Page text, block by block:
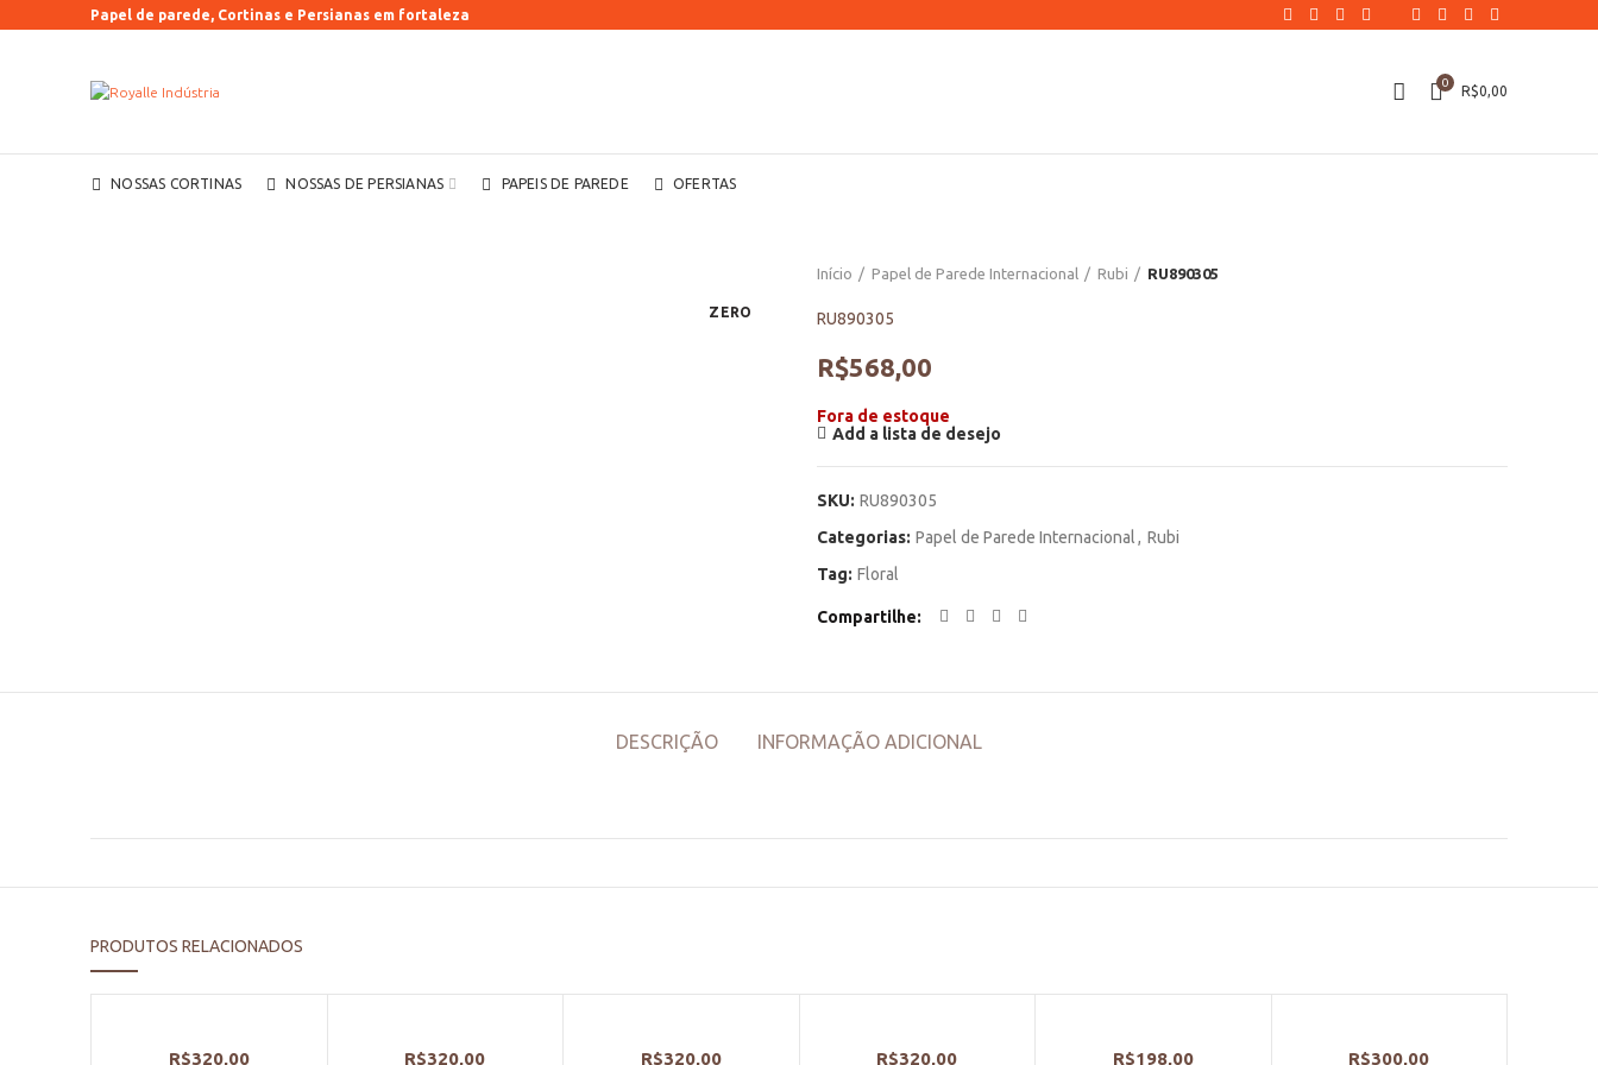
Papel de parede, Cortinas e Persianas em fortaleza
0
R$0,00
NOSSAS CORTINAS NOSSAS DE PERSIANAS PAPEIS DE PAREDE OFERTAS
ZERO
Início Papel de Parede Internacional Rubi RU890305
RU890305
R$568,00
Fora de estoque
Add a lista de desejo
SKU: RU890305
Categorias: Papel de Parede Internacional, Rubi
Tag: Floral
Compartilhe
DESCRIÇÃO INFORMAÇÃO ADICIONAL
PRODUTOS RELACIONADOS
R$320,00 R$320,00 R$320,00 R$320,00 R$198,00 R$300,00